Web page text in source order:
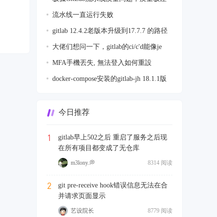
流水线一直运行失败
gitlab 12.4.2老版本升级到17.7.7 的路径
大佬们想问一下，gitlab的ci/c'd能像je
MFA手機丟失, 無法登入如何重設
docker-compose安装的gitlab-jh 18.1.1版
今日推荐
1
gitlab早上502之后 重启了服务之后现
在所有项目都变成了无仓库
8314 阅读
m3lony.💭
2
git pre-receive hook错误信息无法在合
并请求页面显示
8779 阅读
艺设院长